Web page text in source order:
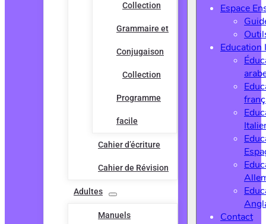
Collection
Grammaire et
Conjugaison
Collection
Programme
facile
Cahier d’écriture
Cahier de Révision
Adultes
Manuels
Espace
Education
Contact